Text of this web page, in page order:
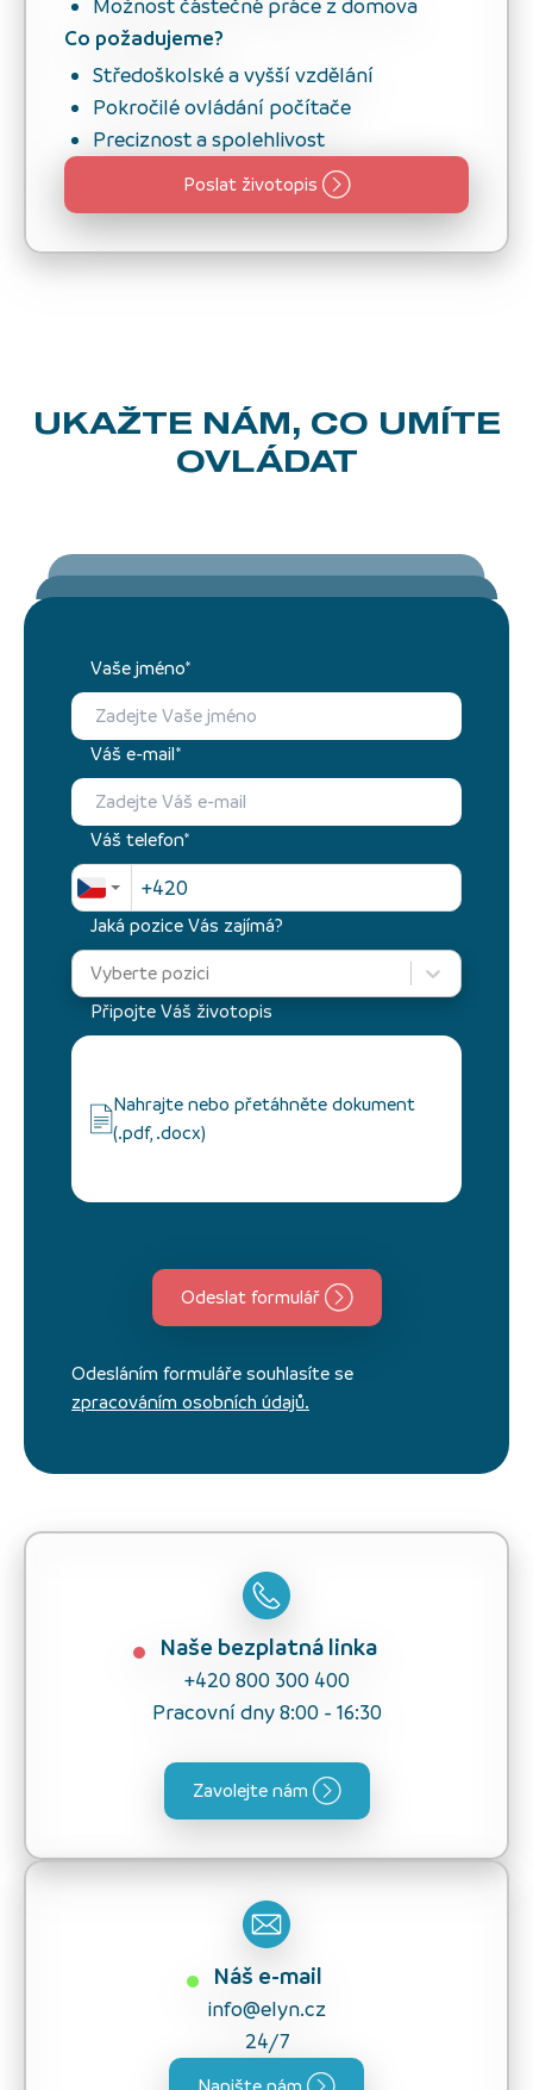
Možnost částečné práce z domova
Co požadujeme?
Středoškolské a vyšší vzdělání
Pokročilé ovládání počítače
Preciznost a spolehlivost
Poslat životopis
UKAŽTE NÁM, CO UMÍTE
OVLÁDAT
Vaše jméno*
Váš e-mail*
Váš telefon*
Jaká pozice Vás zajímá?
Vyberte pozici
Připojte Váš životopis
Nahrajte nebo přetáhněte dokument
(.pdf, .docx)
Odeslat formulář
Odesláním formuláře souhlasíte se
zpracováním osobních údajů.
Naše bezplatná linka
+420 800 300 400
Pracovní dny 8:00 - 16:30
Zavolejte nám
Náš e-mail
info@elyn.cz
24/7